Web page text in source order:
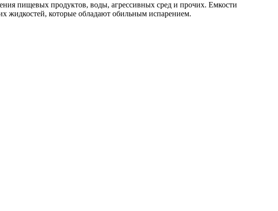
пищевых продуктов, воды, агрессивных сред и прочих. Емкости
жидкостей, которые обладают обильным испарением.